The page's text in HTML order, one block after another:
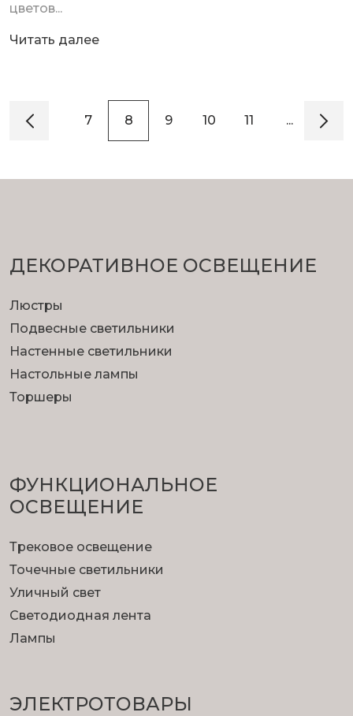
цветов...
Читать далее
7 8 9 10 11 ... 21
ДЕКОРАТИВНОЕ ОСВЕЩЕНИЕ
Люстры
Подвесные светильники
Настенные светильники
Настольные лампы
Торшеры
ФУНКЦИОНА­ЛЬНОЕ
ОСВЕЩЕНИЕ
Трековое освещение
Точечные светильники
Уличный свет
Светодиодная лента
Лампы
ЭЛЕКТРОТОВАРЫ